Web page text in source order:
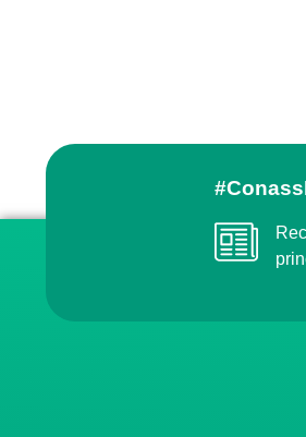
Receba o conteúdo semanal do Conass com as